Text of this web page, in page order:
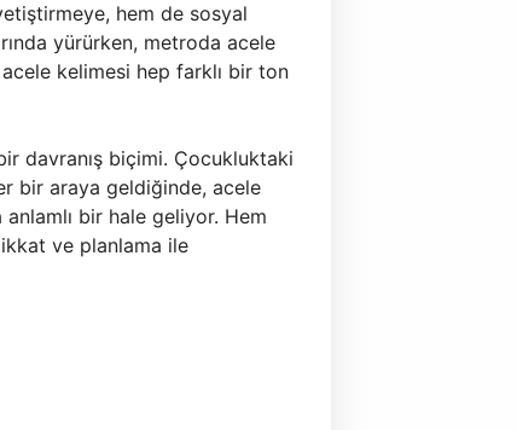
hem de sosyal
yürürken, metroda acele
kelimesi hep farklı bir ton
davranış biçimi. Çocukluktaki
bir araya geldiğinde, acele
bir hale geliyor. Hem
ve planlama ile